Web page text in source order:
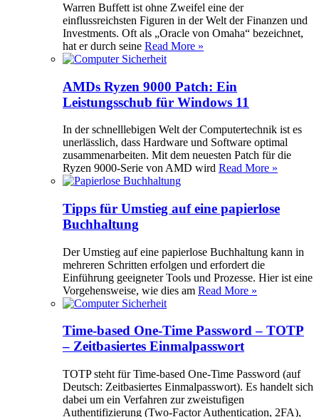
Warren Buffett ist ohne Zweifel eine der
einflussreichsten Figuren in der Welt der Finanzen und
Investments. Oft als „Oracle von Omaha“ bezeichnet,
hat er durch seine Read More »
AMDs Ryzen 9000 Patch: Ein
Leistungsschub für Windows 11
In der schnelllebigen Welt der Computertechnik ist es
unerlässlich, dass Hardware und Software optimal
zusammenarbeiten. Mit dem neuesten Patch für die
Ryzen 9000-Serie von AMD wird Read More »
Tipps für Umstieg auf eine papierlose
Buchhaltung
Der Umstieg auf eine papierlose Buchhaltung kann in
mehreren Schritten erfolgen und erfordert die
Einführung geeigneter Tools und Prozesse. Hier ist eine
Vorgehensweise, wie dies am Read More »
Time-based One-Time Password – TOTP
– Zeitbasiertes Einmalpasswort
TOTP steht für Time-based One-Time Password (auf
Deutsch: Zeitbasiertes Einmalpasswort). Es handelt sich
dabei um ein Verfahren zur zweistufigen
Authentifizierung (Two-Factor Authentication, 2FA),